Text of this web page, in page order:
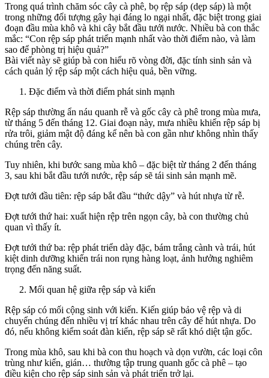
Trong quá trình chăm sóc cây cà phê, bọ rệp sáp (dẹp sáp) là một
trong những đối tượng gây hại đáng lo ngại nhất, đặc biệt trong giai
đoạn đầu mùa khô và khi cây bắt đầu tưới nước. Nhiều bà con thắc
mắc: “Con rệp sáp phát triển mạnh nhất vào thời điểm nào, và làm
sao để phòng trị hiệu quả?”
Bài viết này sẽ giúp bà con hiểu rõ vòng đời, đặc tính sinh sản và
cách quản lý rệp sáp một cách hiệu quả, bền vững.
Đặc điểm và thời điểm phát sinh mạnh
Rệp sáp thường ẩn náu quanh rễ và gốc cây cà phê trong mùa mưa,
từ tháng 5 đến tháng 12. Giai đoạn này, mưa nhiều khiến rệp sáp bị
rửa trôi, giảm mật độ đáng kể nên bà con gần như không nhìn thấy
chúng trên cây.
Tuy nhiên, khi bước sang mùa khô – đặc biệt từ tháng 2 đến tháng
3, sau khi bắt đầu tưới nước, rệp sáp sẽ tái sinh sản mạnh mẽ.
Đợt tưới đầu tiên: rệp sáp bắt đầu “thức dậy” và hút nhựa từ rễ.
Đợt tưới thứ hai: xuất hiện rệp trên ngọn cây, bà con thường chủ
quan vì thấy ít.
Đợt tưới thứ ba: rệp phát triển dày đặc, bám trắng cành và trái, hút
kiệt dinh dưỡng khiến trái non rụng hàng loạt, ảnh hưởng nghiêm
trọng đến năng suất.
Mối quan hệ giữa rệp sáp và kiến
Rệp sáp có mối cộng sinh với kiến. Kiến giúp bảo vệ rệp và di
chuyển chúng đến nhiều vị trí khác nhau trên cây để hút nhựa. Do
đó, nếu không kiểm soát đàn kiến, rệp sáp sẽ rất khó diệt tận gốc.
Trong mùa khô, sau khi bà con thu hoạch và dọn vườn, các loại côn
trùng như kiến, gián… thường tập trung quanh gốc cà phê – tạo
điều kiện cho rệp sáp sinh sản và phát triển trở lại.